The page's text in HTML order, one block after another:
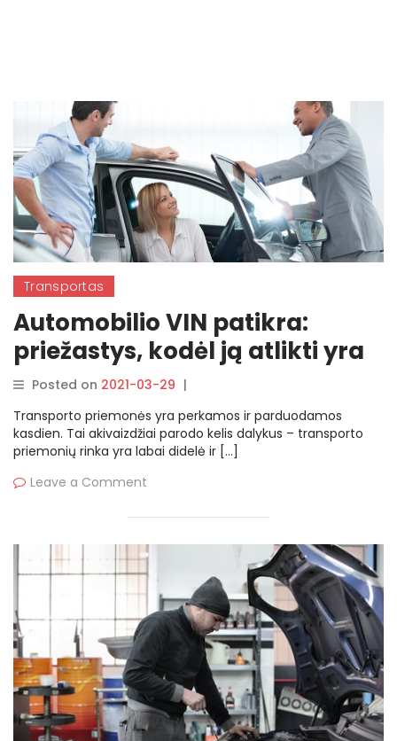
Transportas
Automobilio VIN patikra:
priežastys, kodėl ją atlikti yra
būtina
Posted on 2021-03-29 |
Transporto priemonės yra perkamos ir parduodamos
kasdien. Tai akivaizdžiai parodo kelis dalykus – transporto
priemonių rinka yra labai didelė ir […]
Leave a Comment